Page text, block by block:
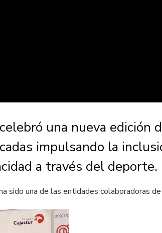
una nueva
impulsando la
a través del deporte.
sido una de las entidades colaboradoras